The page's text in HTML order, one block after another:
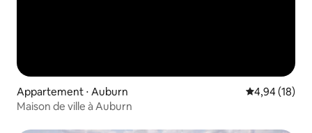
Appartement ⋅ Auburn Évaluation
4,94 (18)
Maison de ville à Auburn